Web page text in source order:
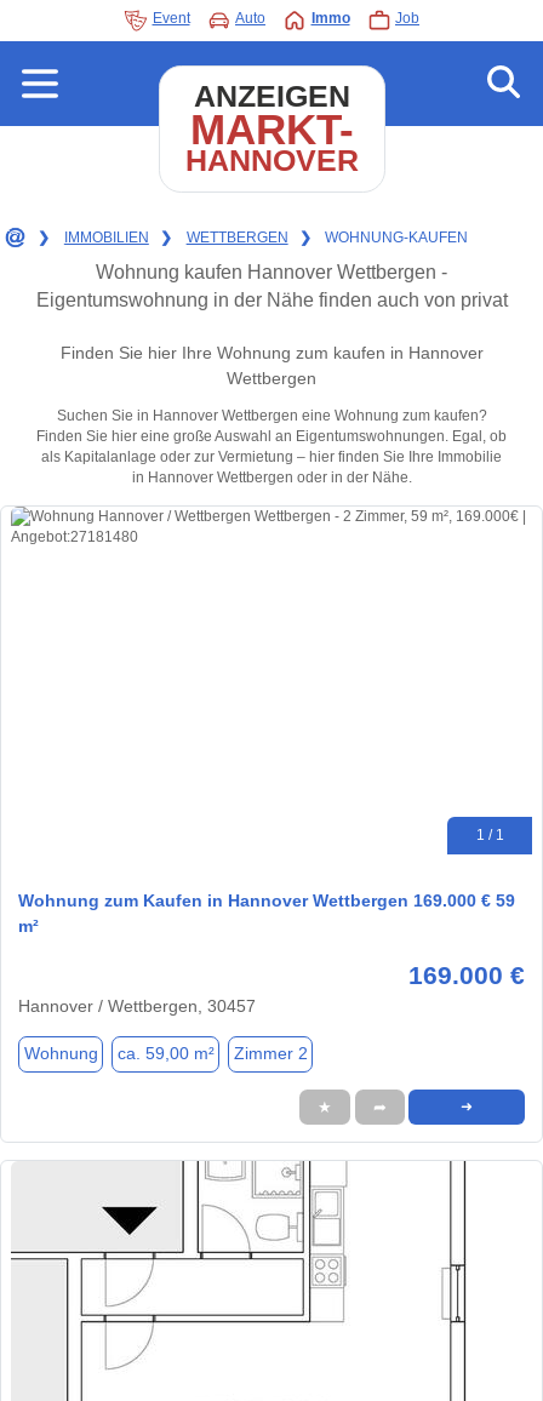
Event Auto Immo Job
ANZEIGEN
MARKT-
HANNOVER
❯ IMMOBILIEN ❯ WETTBERGEN ❯ WOHNUNG-KAUFEN
Wohnung kaufen Hannover Wettbergen -
Eigentumswohnung in der Nähe finden auch von privat
Finden Sie hier Ihre Wohnung zum kaufen in Hannover
Wettbergen
Suchen Sie in Hannover Wettbergen eine Wohnung zum kaufen?
Finden Sie hier eine große Auswahl an Eigentumswohnungen. Egal, ob
als Kapitalanlage oder zur Vermietung – hier finden Sie Ihre Immobilie
in Hannover Wettbergen oder in der Nähe.
1 / 1
Wohnung zum Kaufen in Hannover Wettbergen 169.000 € 59
m²
169.000 €
Hannover / Wettbergen, 30457
Wohnung ca. 59,00 m² Zimmer 2
★ ➦ ➜